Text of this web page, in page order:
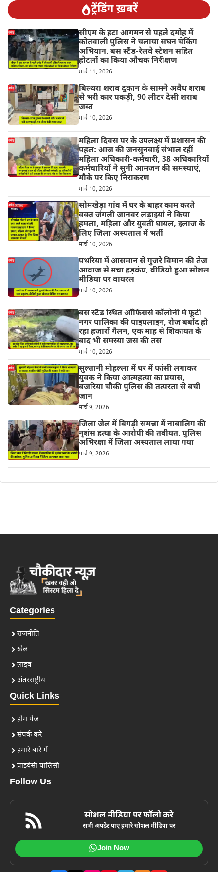
ट्रेंडिंग ख़बरें
सीएम के हटा आगमन से पहले दमोह में
कोतवाली पुलिस ने चलाया सघन चेकिंग
अभियान, बस स्टैंड-रेलवे स्टेशन सहित
होटलों का किया औचक निरीक्षण
मार्च 11, 2026
बिल्थरा शराब दुकान के सामने अवैध शराब
से भरी कार पकड़ी, 90 लीटर देसी शराब
जब्त
मार्च 10, 2026
महिला दिवस पर के उपलक्ष्य में प्रशासन की
पहल: आज की जनसुनवाई संभाल रहीं
महिला अधिकारी-कर्मचारी, 38 अधिकारियों
कर्मचारियों ने सुनी आमजन की समस्याएं,
मौके पर किए निराकरण
मार्च 10, 2026
सोमखेड़ा गांव में घर के बाहर काम करते
वक्त जंगली जानवर लड़ाइयां ने किया
हमला, महिला और युवती घायल, इलाज के
लिए जिला अस्पताल में भर्ती
मार्च 10, 2026
पथरिया में आसमान से गुजरे विमान की तेज
आवाज से मचा हड़कंप, वीडियो हुआ सोशल
मीडिया पर वायरल
मार्च 10, 2026
बस स्टैंड स्थित ऑफिसर्स कॉलोनी में फूटी
नगर पालिका की पाइपलाइन, रोज बर्बाद हो
रहा हजारों गैलन, एक माह से शिकायत के
बाद भी समस्या जस की तस
मार्च 10, 2026
सुल्तानी मोहल्ला में घर में फांसी लगाकर
युवक ने किया आत्महत्या का प्रयास,
बजरिया चौकी पुलिस की तत्परता से बची
जान
मार्च 9, 2026
जिला जेल में बिगड़ी समन्ना में नाबालिग की
नृशंस हत्या के आरोपी की तबीयत, पुलिस
अभिरक्षा में जिला अस्पताल लाया गया
मार्च 9, 2026
Categories
राजनीति
खेल
लाइव
अंतरराष्ट्रीय
Quick Links
होम पेज
संपर्क करे
हमारे बारे में
प्राइवेसी पालिसी
Follow Us
सोशल मीडिया पर फॉलो करे
सभी अपडेट पाए हमारे सोशल मीडिया पर
Join Now